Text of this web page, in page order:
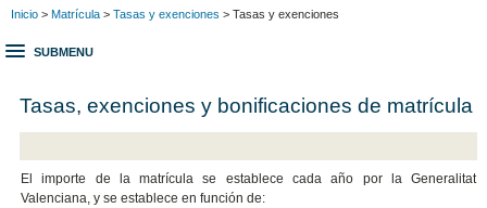
Inicio > Matrícula > Tasas y exenciones > Tasas y exenciones
SUBMENU
Tasas, exenciones y bonificaciones de matrícula
El importe de la matrícula se establece cada año por la Generalitat
Valenciana, y se establece en función de: